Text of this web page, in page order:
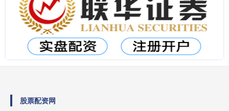
股票配资网